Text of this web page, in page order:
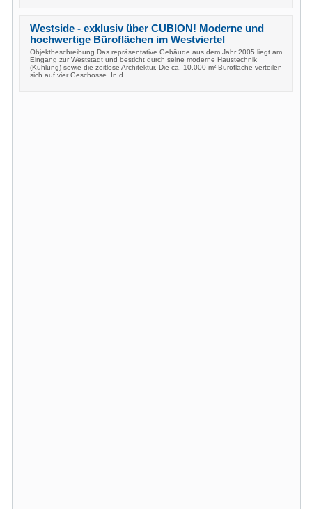
Westside - exklusiv über CUBION! Moderne und
hochwertige Büroflächen im Westviertel
Objektbeschreibung Das repräsentative Gebäude aus dem Jahr 2005 liegt am
Eingang zur Weststadt und besticht durch seine moderne Haustechnik
(Kühlung) sowie die zeitlose Architektur. Die ca. 10.000 m² Bürofläche verteilen
sich auf vier Geschosse. In d